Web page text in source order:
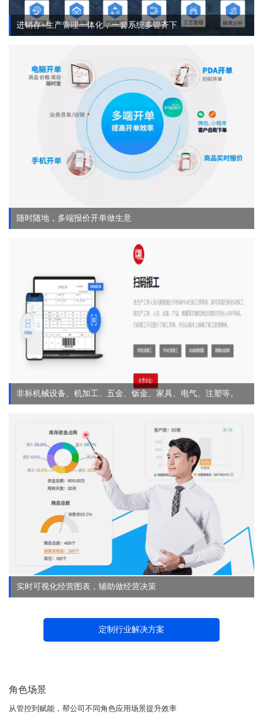
进销存+生产管理一体化，一套系统多管齐下
随时随地，多端报价开单做生意
非标机械设备、机加工、五金、钣金、家具、电气、注塑等。
实时可视化经营图表，辅助做经营决策
定制行业解决方案
角色场景
从管控到赋能，帮公司不同角色应用场景提升效率